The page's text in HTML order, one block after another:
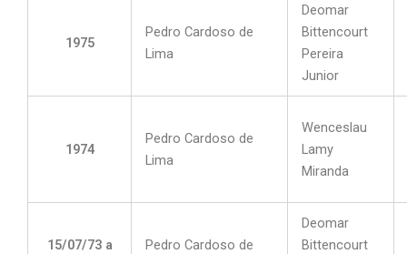
1975
Pedro Cardoso de
Lima
Deomar
Bittencourt
Pereira
Junior
1974
Pedro Cardoso de
Lima
Wenceslau
Lamy
Miranda
15/07/73 a
Pedro Cardoso de
Deomar
Bittencourt